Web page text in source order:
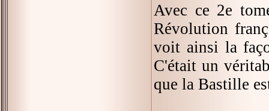
Avec ce 2e
Révolution
voit ainsi la
C'était un
que la Bastille